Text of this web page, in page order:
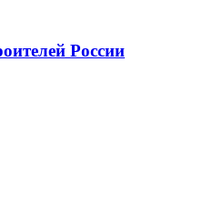
России